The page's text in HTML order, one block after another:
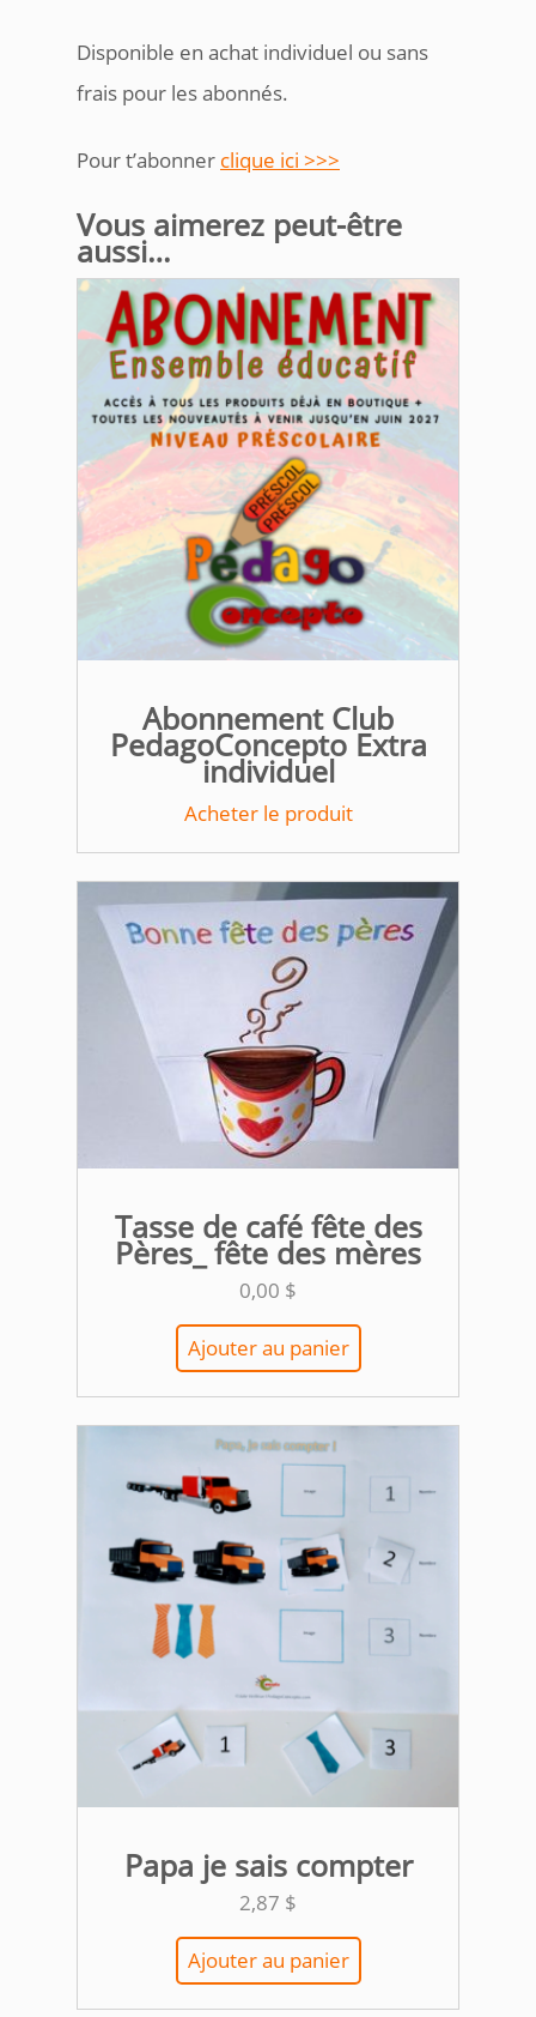
Disponible en achat individuel ou sans
frais pour les abonnés.
Pour t’abonner clique ici >>>
Vous aimerez peut-être
aussi…
Abonnement Club
PedagoConcepto Extra
individuel
Acheter le produit
Tasse de café fête des
Pères_ fête des mères
0,00 $
Ajouter au panier
Papa je sais compter
2,87 $
Ajouter au panier